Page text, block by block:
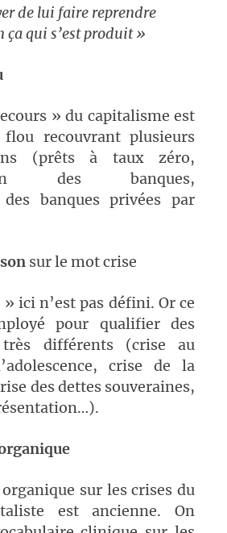
de lui faire reprendre
ça qui s’est produit »
» du capitalisme est
recouvrant plusieurs
(prêts à taux zéro,
des banques,
banques privées par
sur le mot crise
ici n’est pas défini. Or ce
pour qualifier des
très différents (crise au
crise de la
des dettes souveraines,
sur les crises du
est ancienne. On